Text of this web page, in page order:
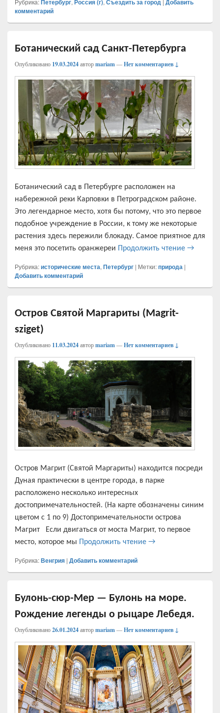
Петербург Россия (г) Съездить за город Добавить
комментарий
Ботанический сад Санкт-Петербурга
Опубликовано 19.03.2024авторmariam—Нет комментариев ↓
Ботанический сад в Петербурге расположен на
набережной реки Карповки в Петроградском районе.
Это легендарное место, хотя бы потому, что это первое
подобное учреждение в России, к тому же некоторые
растения здесь пережили блокаду. Самое приятное для
меня это посетить оранжереи Продолжить чтение →
Рубрика:исторические места, Петербург | Метки:природа |
Добавить комментарий
Остров Святой Маргариты (Magrit-
sziget)
Опубликовано 11.03.2024авторmariam—Нет комментариев ↓
Остров Магрит (Святой Маргариты) находится посреди
Дуная практически в центре города, в парке
расположено несколько интересных
достопримечательностей. (На карте обозначены синим
цветом с 1 по 9) Достопримечательности острова
Магрит Если двигаться от моста Магрит, то первое
место, которое мы
Продолжить чтение Остров Святой
→
Рубрика:Венгрия | Добавить комментарий
Булонь-сюр-Мер — Булонь на море.
Рождение легенды о рыцаре Лебедя.
Опубликовано26.01.2024авторmariam—Нет комментариев ↓